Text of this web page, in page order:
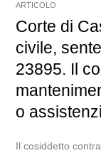
ARTICOLO
Corte di
civile,
23895. Il
o
Il cosiddetto